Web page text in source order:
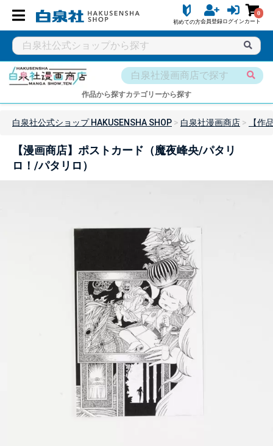
初めての方会員登録ログイン
0
カート
作品から探すカテゴリーから探す
白泉社公式ショップ HAKUSENSHA SHOP 白泉社漫画商店 【作
【漫画商店】ポストカード（魔夜峰央/パタリ
ロ！/パタリロ）